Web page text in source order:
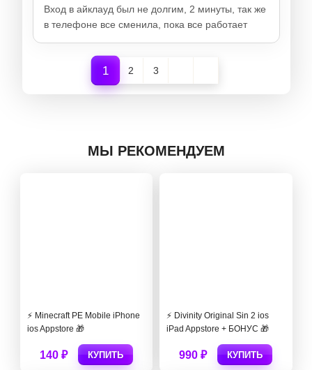
Вход в айклауд был не долгим, 2 минуты, так же
в телефоне все сменила, пока все работает
1 2 3
МЫ РЕКОМЕНДУЕМ
⚡️ Minecraft PE Mobile iPhone
ios Appstore 🎁
140 ₽ КУПИТЬ
⚡️ Divinity Original Sin 2 ios
iPad Appstore + БОНУС 🎁
990 ₽ КУПИТЬ